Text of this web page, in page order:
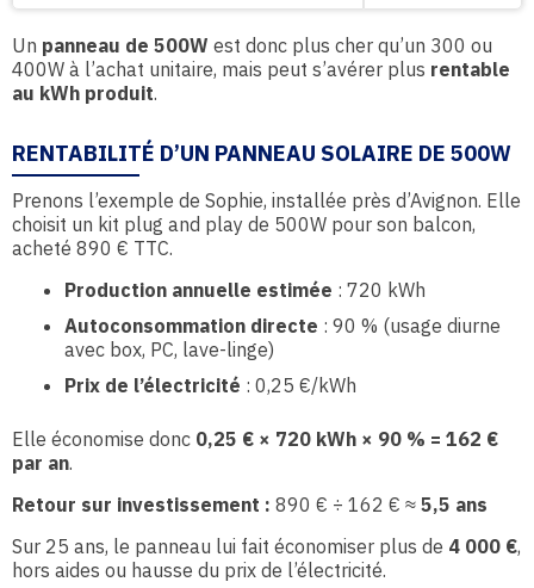
Un panneau de 500W est donc plus cher qu’un 300 ou
400W à l’achat unitaire, mais peut s’avérer plus rentable
au kWh produit.
RENTABILITÉ D’UN PANNEAU SOLAIRE DE 500W
Prenons l’exemple de Sophie, installée près d’Avignon. Elle
choisit un kit plug and play de 500W pour son balcon,
acheté 890 € TTC.
Production annuelle estimée : 720 kWh
Autoconsommation directe : 90 % (usage diurne
avec box, PC, lave-linge)
Prix de l’électricité : 0,25 €/kWh
Elle économise donc 0,25 € × 720 kWh × 90 % = 162 €
par an.
Retour sur investissement : 890 € ÷ 162 € ≈ 5,5 ans
Sur 25 ans, le panneau lui fait économiser plus de 4 000 €,
hors aides ou hausse du prix de l’électricité.